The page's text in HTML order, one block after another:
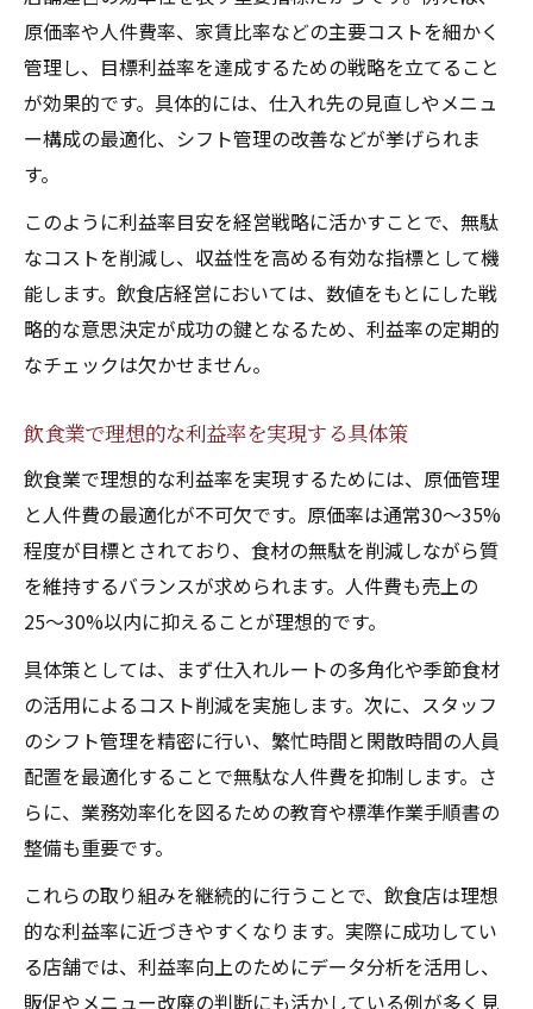
原価率や人件費率、家賃比率などの主要コストを細かく
管理し、目標利益率を達成するための戦略を立てること
が効果的です。具体的には、仕入れ先の見直しやメニュ
ー構成の最適化、シフト管理の改善などが挙げられま
す。
このように利益率目安を経営戦略に活かすことで、無駄
なコストを削減し、収益性を高める有効な指標として機
能します。飲食店経営においては、数値をもとにした戦
略的な意思決定が成功の鍵となるため、利益率の定期的
なチェックは欠かせません。
飲食業で理想的な利益率を実現する具体策
飲食業で理想的な利益率を実現するためには、原価管理
と人件費の最適化が不可欠です。原価率は通常30〜35%
程度が目標とされており、食材の無駄を削減しながら質
を維持するバランスが求められます。人件費も売上の
25〜30%以内に抑えることが理想的です。
具体策としては、まず仕入れルートの多角化や季節食材
の活用によるコスト削減を実施します。次に、スタッフ
のシフト管理を精密に行い、繁忙時間と閑散時間の人員
配置を最適化することで無駄な人件費を抑制します。さ
らに、業務効率化を図るための教育や標準作業手順書の
整備も重要です。
これらの取り組みを継続的に行うことで、飲食店は理想
的な利益率に近づきやすくなります。実際に成功してい
る店舗では、利益率向上のためにデータ分析を活用し、
販促やメニュー改廃の判断にも活かしている例が多く見